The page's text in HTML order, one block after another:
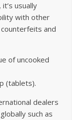
usually
with other
and
of uncooked
(tablets).
dealers
such as